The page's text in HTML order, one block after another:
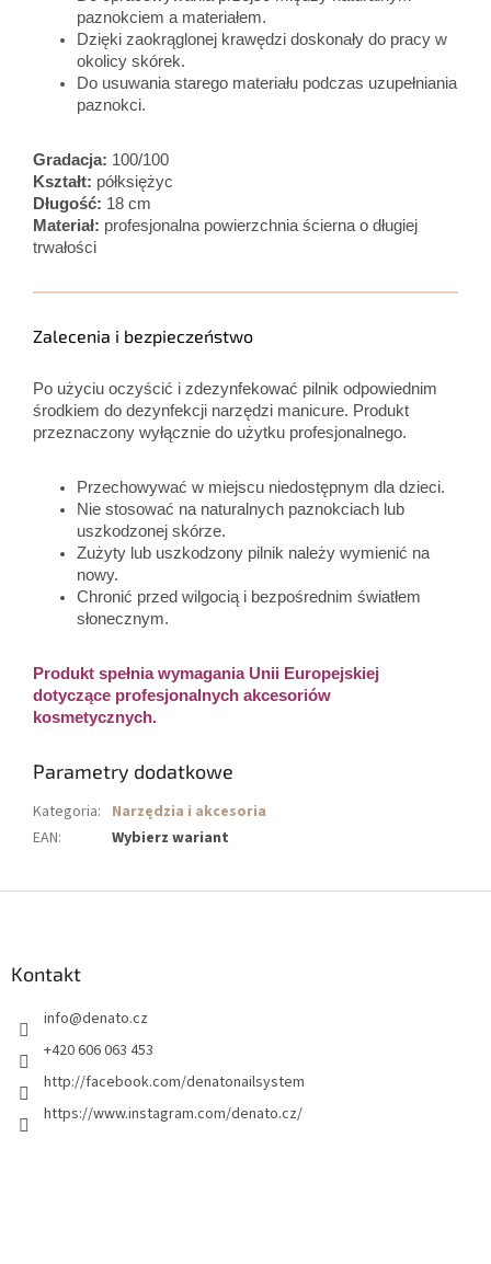
paznokciem a materiałem.
Dzięki zaokrąglonej krawędzi doskonały do pracy w
okolicy skórek.
Do usuwania starego materiału podczas uzupełniania
paznokci.
Gradacja: 100/100
Kształt: półksiężyc
Długość: 18 cm
Materiał: profesjonalna powierzchnia ścierna o długiej
trwałości
Zalecenia i bezpieczeństwo
Po użyciu oczyścić i zdezynfekować pilnik odpowiednim
środkiem do dezynfekcji narzędzi manicure. Produkt
przeznaczony wyłącznie do użytku profesjonalnego.
Przechowywać w miejscu niedostępnym dla dzieci.
Nie stosować na naturalnych paznokciach lub
uszkodzonej skórze.
Zużyty lub uszkodzony pilnik należy wymienić na
nowy.
Chronić przed wilgocią i bezpośrednim światłem
słonecznym.
Produkt spełnia wymagania Unii Europejskiej
dotyczące profesjonalnych akcesoriów
kosmetycznych.
Parametry dodatkowe
Kategoria: Narzędzia i akcesoria
EAN: Wybierz wariant
Kontakt
info@denato.cz
+420 606 063 453
http://facebook.com/denatonailsystem
https://www.instagram.com/denato.cz/